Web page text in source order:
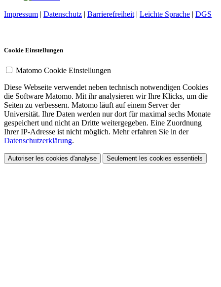
Impressum | Datenschutz | Barrierefreiheit | Leichte Sprache | DGS
Cookie Einstellungen
Matomo Cookie Einstellungen
Diese Webseite verwendet neben technisch notwendigen Cookies
die Software Matomo. Mit ihr analysieren wir Ihre Klicks, um die
Seiten zu verbessern. Matomo läuft auf einem Server der
Universität. Ihre Daten werden nur dort für maximal sechs Monate
gespeichert und nicht an Dritte weitergegeben. Eine Zuordnung
Ihrer IP-Adresse ist nicht möglich. Mehr erfahren Sie in der
Datenschutzerklärung.
Autoriser les cookies d'analyse Seulement les cookies essentiels